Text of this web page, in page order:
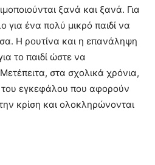
ξανά και ξανά. Για
για ένα πολύ μικρό παιδί να
Η ρουτίνα και η επανάληψη
το παιδί ώστε να
στα σχολικά χρόνια,
εγκεφάλου που αφορούν
κρίση και ολοκληρώνονται